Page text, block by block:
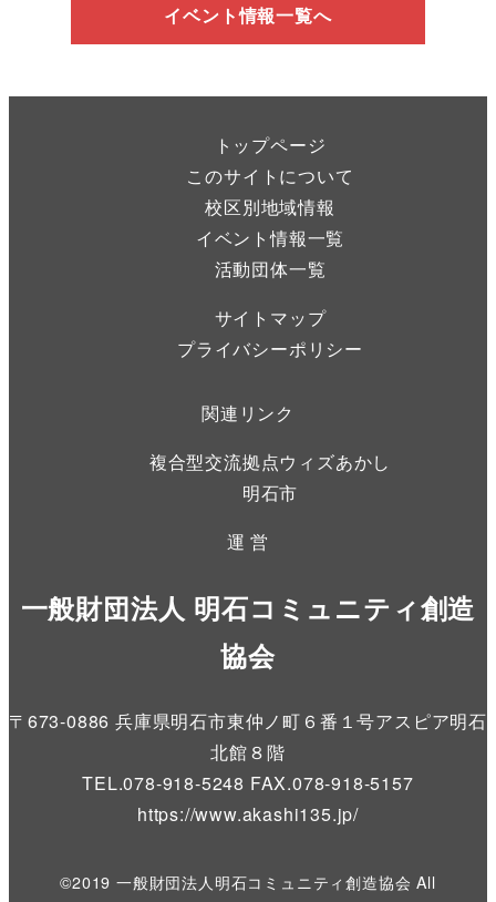
イベント情報一覧へ
トップページ
このサイトについて
校区別地域情報
イベント情報一覧
活動団体一覧
サイトマップ
プライバシーポリシー
関連リンク
複合型交流拠点ウィズあかし
明石市
運 営
一般財団法人 明石コミュニティ創造
協会
〒673-0886 兵庫県明石市東仲ノ町６番１号アスピア明石
北館８階
TEL.078-918-5248 FAX.078-918-5157
https://www.akashi135.jp/
©2019 一般財団法人明石コミュニティ創造協会 All